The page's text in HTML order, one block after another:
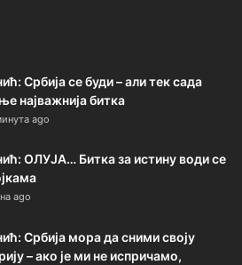
Србија се буди – али тек сада
најважнија битка
ago
ОЛУЈА… Битка за истину води се
ago
Србија мора да сними своју
– ако је ми не испричамо,